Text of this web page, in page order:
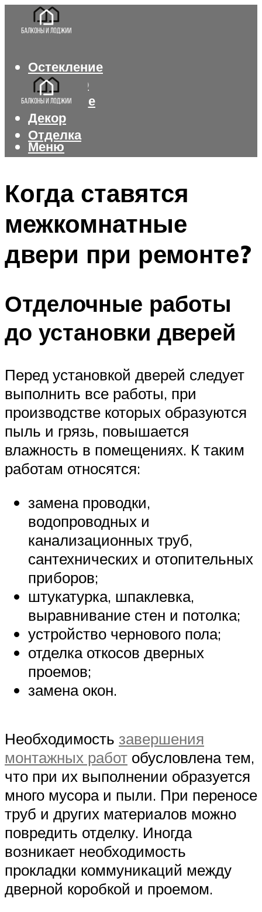
Остекление
Интерьер
Утепление
Декор
Отделка
Меню
Когда ставятся
межкомнатные
двери при ремонте?
Отделочные работы
до установки дверей
Перед установкой дверей следует
выполнить все работы, при
производстве которых образуются
пыль и грязь, повышается
влажность в помещениях. К таким
работам относятся:
замена проводки,
водопроводных и
канализационных труб,
сантехнических и отопительных
приборов;
штукатурка, шпаклевка,
выравнивание стен и потолка;
устройство чернового пола;
отделка откосов дверных
проемов;
замена окон.
Необходимость завершения
монтажных работ обусловлена тем,
что при их выполнении образуется
много мусора и пыли. При переносе
труб и других материалов можно
повредить отделку. Иногда
возникает необходимость
прокладки коммуникаций между
дверной коробкой и проемом.